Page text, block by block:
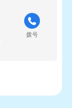
拨号